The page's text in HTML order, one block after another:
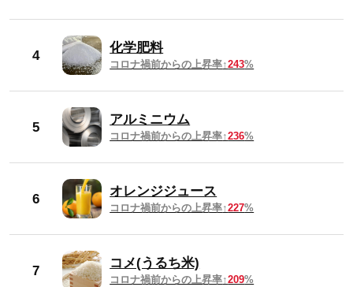
2024年8月 680円
2024年7月 678円
2024年5月 670円
2024年4月 668円
2024年2月 665円
4
化学肥料
コロナ禍前からの上昇率 243%
5
アルミニウム
コロナ禍前からの上昇率 236%
6
オレンジジュース
コロナ禍前からの上昇率 227%
7
コメ(うるち米)
コロナ禍前からの上昇率 209%